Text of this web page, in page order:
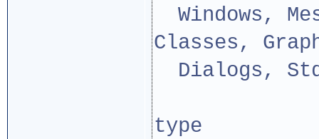
Windows,
Classes,
Dialogs,
type